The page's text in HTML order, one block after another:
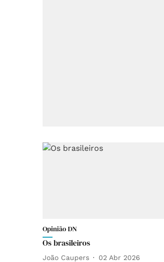
Opinião DN
Os brasileiros
João Caupers 02 Abr 2026